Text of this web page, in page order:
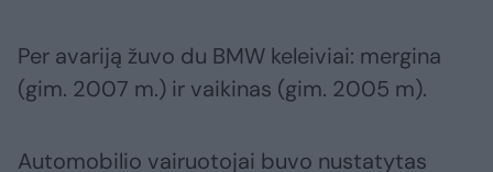
Per avariją žuvo du BMW keleiviai: mergina
(gim. 2007 m.) ir vaikinas (gim. 2005 m).
Automobilio vairuotojai buvo nustatytas